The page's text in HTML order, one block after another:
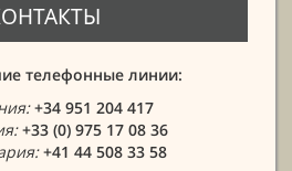
телефонные линии:
+34 951 204 417
+33 (0) 975 17 08 36
+41 44 508 33 58